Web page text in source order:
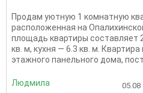
Продам уютную 1 комнатную
расположенная на
площадь квартиры составляет
кв. м, кухня — 6.3 кв. м.
этажного панельного дома,
Людмила 05.08